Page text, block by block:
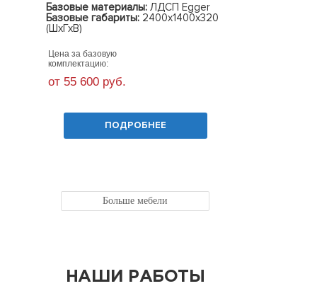
Базовые материалы: ЛДСП Egger
Базовые габариты: 2400х1400х320
(ШхГхВ)
Цена за базовую
комплектацию:
от 55 600 руб.
ПОДРОБНЕЕ
Больше мебели
НАШИ РАБОТЫ